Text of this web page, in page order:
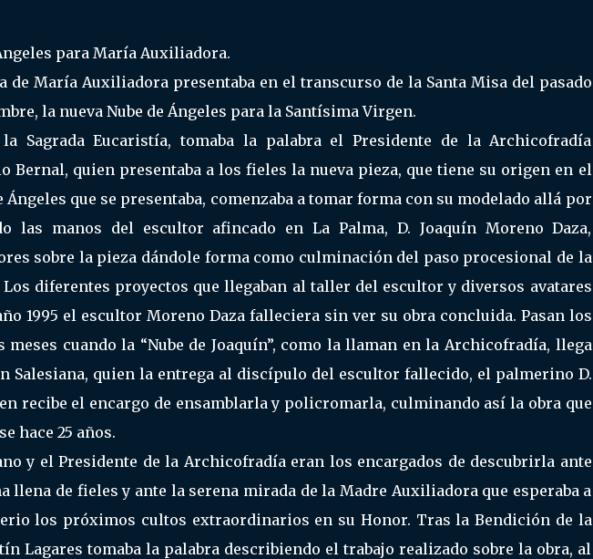
para María Auxiliadora.
de María Auxiliadora presentaba en el transcurso de la Santa Misa del pasado
la nueva Nube de Ángeles para la Santísima Virgen.
Sagrada Eucaristía, tomaba la palabra el Presidente de la Archicofradía
Bernal, quien presentaba a los fieles la nueva pieza, que tiene su origen en el
Ángeles que se presentaba, comenzaba a tomar forma con su modelado allá por
las manos del escultor afincado en La Palma, D. Joaquín Moreno Daza,
sobre la pieza dándole forma como culminación del paso procesional de la
diferentes proyectos que llegaban al taller del escultor y diversos avatares
1995 el escultor Moreno Daza falleciera sin ver su obra concluida. Pasan los
meses cuando la “Nube de Joaquín”, como la llaman en la Archicofradía, llega
Salesiana, quien la entrega al discípulo del escultor fallecido, el palmerino D.
recibe el encargo de ensamblarla y policromarla, culminando así la obra que
hace 25 años.
y el Presidente de la Archicofradía eran los encargados de descubrirla ante
llena de fieles y ante la serena mirada de la Madre Auxiliadora que esperaba a
los próximos cultos extraordinarios en su Honor. Tras la Bendición de la
Lagares tomaba la palabra describiendo el trabajo realizado sobre la obra, al